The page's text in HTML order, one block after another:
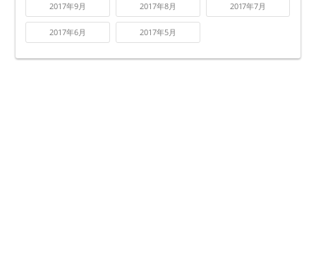
2017年9月 2017年8月 2017年7月
2017年6月 2017年5月